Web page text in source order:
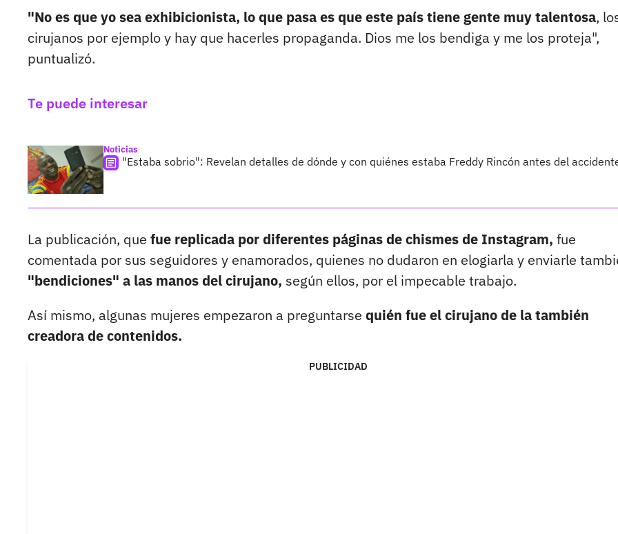
"No es que yo sea exhibicionista, lo que pasa es que este país tiene gente muy talentosa,
cirujanos por ejemplo y hay que hacerles propaganda. Dios me los bendiga y me los proteja",
puntualizó.
Te puede interesar
Noticias
"Estaba sobrio": Revelan detalles de dónde y con quiénes estaba Freddy Rincón antes del
La publicación, que fue replicada por diferentes páginas de chismes de Instagram, fue
comentada por sus seguidores y enamorados, quienes no dudaron en elogiarla y enviarle
"bendiciones" a las manos del cirujano, según ellos, por el impecable trabajo.
Así mismo, algunas mujeres empezaron a preguntarse quién fue el cirujano de la también
creadora de contenidos.
PUBLICIDAD